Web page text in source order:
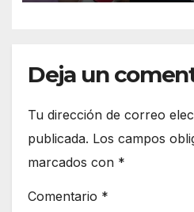
Deja un
Tu dirección de correo
publicada. Los campos
marcados con *
Comentario *